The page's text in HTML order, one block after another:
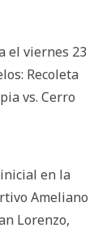
el viernes 23
Recoleta
vs. Cerro
en la
Ameliano
Lorenzo,